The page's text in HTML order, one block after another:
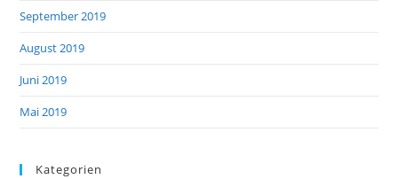
September 2019
August 2019
Juni 2019
Mai 2019
Kategorien